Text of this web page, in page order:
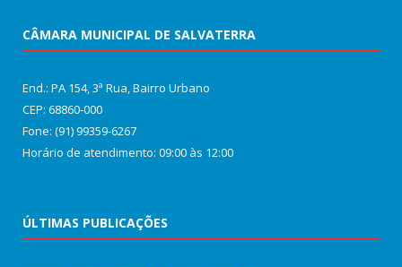
CÂMARA MUNICIPAL DE SALVATERRA
End.: PA 154, 3ª Rua, Bairro Urbano
CEP: 68860‑000
Fone: (91) 99359-6267
Horário de atendimento: 09:00 às 12:00
ÚLTIMAS PUBLICAÇÕES